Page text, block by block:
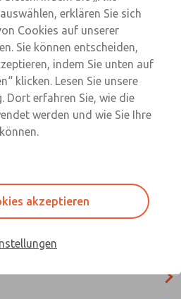
Anmeldung
erklären Sie sich
Cookies auf unserer
Sie können entscheiden,
indem Sie unten auf
klicken. Lesen Sie unsere
Dort erfahren Sie, wie die
werden und wie Sie Ihre
akzeptieren